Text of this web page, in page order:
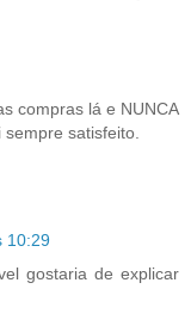
compras lá e NUNCA
satisfeito.
10:29
gostaria de explicar